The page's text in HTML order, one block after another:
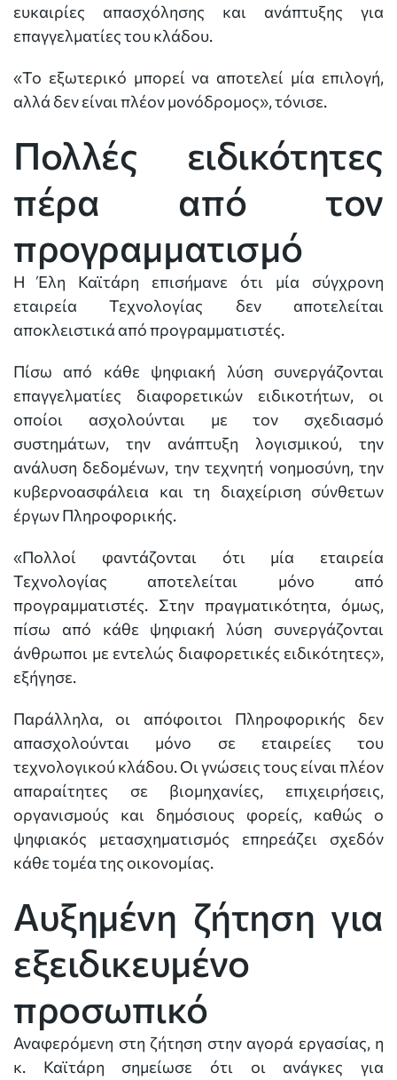
ευκαιρίες απασχόλησης και ανάπτυξης για
επαγγελματίες του κλάδου.
«Το εξωτερικό μπορεί να αποτελεί μία επιλογή,
αλλά δεν είναι πλέον μονόδρομος», τόνισε.
Πολλές ειδικότητες
πέρα από τον
προγραμματισμό
Η Έλη Καϊτάρη επισήμανε ότι μία σύγχρονη
εταιρεία Τεχνολογίας δεν αποτελείται
αποκλειστικά από προγραμματιστές.
Πίσω από κάθε ψηφιακή λύση συνεργάζονται
επαγγελματίες διαφορετικών ειδικοτήτων, οι
οποίοι ασχολούνται με τον σχεδιασμό
συστημάτων, την ανάπτυξη λογισμικού, την
ανάλυση δεδομένων, την τεχνητή νοημοσύνη, την
κυβερνοασφάλεια και τη διαχείριση σύνθετων
έργων Πληροφορικής.
«Πολλοί φαντάζονται ότι μία εταιρεία
Τεχνολογίας αποτελείται μόνο από
προγραμματιστές. Στην πραγματικότητα, όμως,
πίσω από κάθε ψηφιακή λύση συνεργάζονται
άνθρωποι με εντελώς διαφορετικές ειδικότητες»,
εξήγησε.
Παράλληλα, οι απόφοιτοι Πληροφορικής δεν
απασχολούνται μόνο σε εταιρείες του
τεχνολογικού κλάδου. Οι γνώσεις τους είναι πλέον
απαραίτητες σε βιομηχανίες, επιχειρήσεις,
οργανισμούς και δημόσιους φορείς, καθώς ο
ψηφιακός μετασχηματισμός επηρεάζει σχεδόν
κάθε τομέα της οικονομίας.
Αυξημένη ζήτηση για
εξειδικευμένο
προσωπικό
Αναφερόμενη στη ζήτηση στην αγορά εργασίας, η
κ. Καϊτάρη σημείωσε ότι οι ανάγκες για